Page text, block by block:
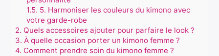
1.5. 5. Harmoniser les couleurs du kimono avec
votre garde-robe
2. Quels accessoires ajouter pour parfaire le look ?
3. À quelle occasion porter un kimono femme ?
4. Comment prendre soin du kimono femme ?